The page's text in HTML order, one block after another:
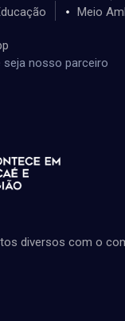
Meio
seja nosso parceiro
diversos com o